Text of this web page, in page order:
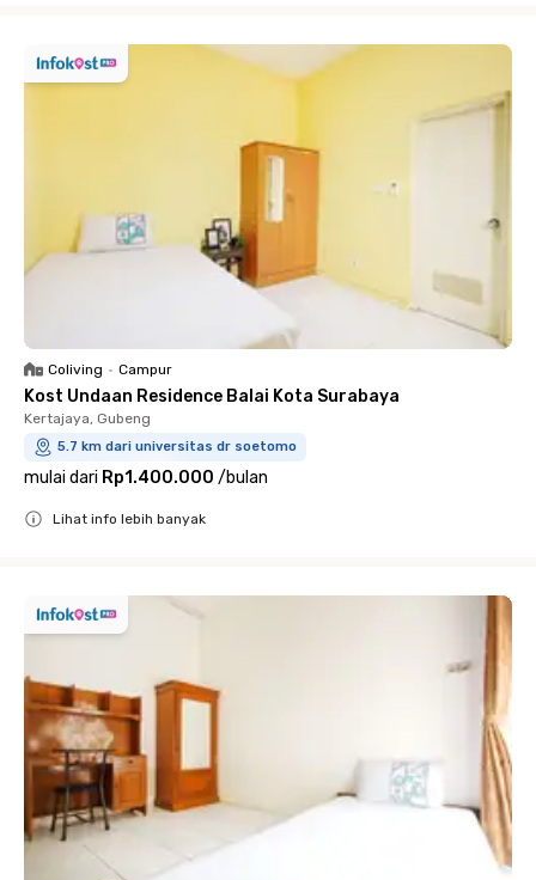
Coliving • Campur
Kost Undaan Residence Balai Kota Surabaya
Kertajaya, Gubeng
5.7 km dari universitas dr soetomo
mulai dari Rp1.400.000 /bulan
Lihat info lebih banyak